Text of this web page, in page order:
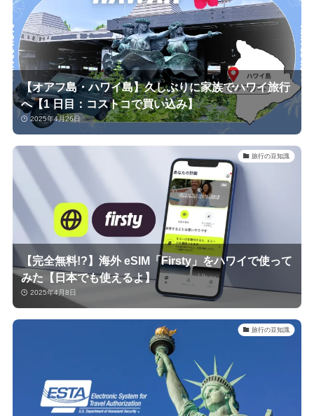
【オアフ島・ハワイ島】久しぶりに家族でハワイ旅行
へ【1 日目：コストコで買い込み】
2025年4月26日
旅行の豆知識
【完全無料!?】海外 eSIM「Firsty」をハワイで使って
みた【日本でも使えるよ】
2025年4月8日
旅行の豆知識